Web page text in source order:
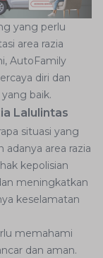
yang perlu
area razia
AutoFamily
diri dan
baik.
Lalulintas
situasi yang
adanya area razia
kepolisian
meningkatkan
keselamatan
memahami
dan aman.